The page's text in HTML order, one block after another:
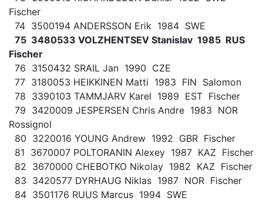
Fischer
74 3500194 ANDERSSON Erik 1984 SWE
75 3480533 VOLZHENTSEV Stanislav 1985 RUS
Fischer
76 3150432 SRAIL Jan 1990 CZE
77 3180053 HEIKKINEN Matti 1983 FIN Salomon
78 3390103 TAMMJARV Karel 1989 EST Fischer
79 3420009 JESPERSEN Chris Andre 1983 NOR
Rossignol
80 3220016 YOUNG Andrew 1992 GBR Fischer
81 3670007 POLTORANIN Alexey 1987 KAZ Fischer
82 3670000 CHEBOTKO Nikolay 1982 KAZ Fischer
83 3420577 DYRHAUG Niklas 1987 NOR Fischer
84 3501176 RUUS Marcus 1994 SWE